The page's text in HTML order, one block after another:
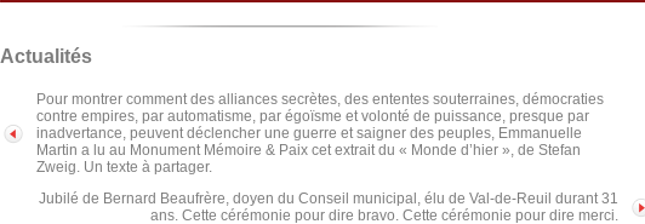
Actualités
Pour montrer comment des alliances secrètes, des ententes souterraines, démocraties
contre empires, par automatisme, par égoïsme et volonté de puissance, presque par
inadvertance, peuvent déclencher une guerre et saigner des peuples, Emmanuelle
Martin a lu au Monument Mémoire & Paix cet extrait du « Monde d’hier », de Stefan
Zweig. Un texte à partager.
Jubilé de Bernard Beaufrère, doyen du Conseil municipal, élu de Val-de-Reuil durant 31
ans. Cette cérémonie pour dire bravo. Cette cérémonie pour dire merci.